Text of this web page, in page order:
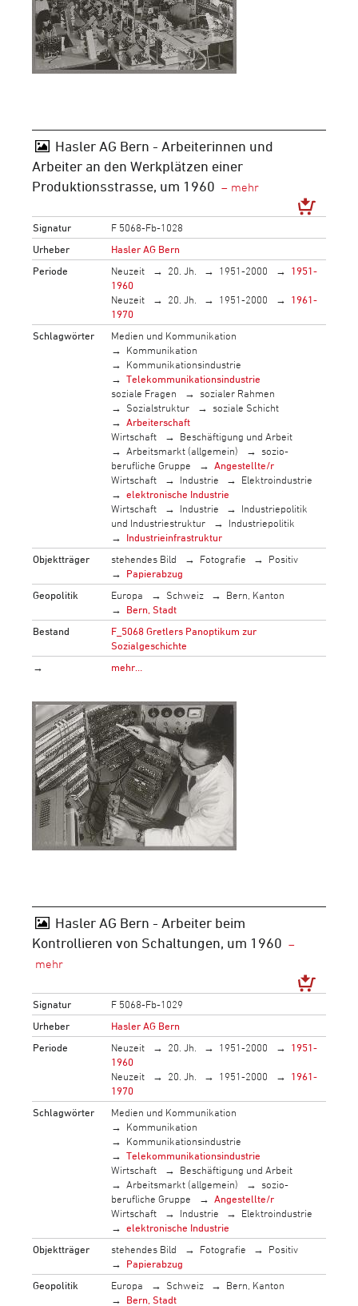
Hasler AG Bern - Arbeiterinnen und
Arbeiter an den Werkplätzen einer
Produktionsstrasse, um 1960
Signatur
F 5068-Fb-1028
Urheber
Hasler AG Bern
Periode
Neuzeit 20. Jh. 1951-2000
1951-
1960
Neuzeit
20. Jh. 1951-2000
1961-
1970
Schlagwörter
Medien und Kommunikation
Kommunikation
Kommunikationsindustrie
Telekommunikationsindustrie
soziale Fragen
sozialer Rahmen
Sozialstruktur
soziale Schicht
Arbeiterschaft
Wirtschaft
Beschäftigung und Arbeit
Arbeitsmarkt (allgemein)
sozio-
berufliche Gruppe
Angestellte/r
Wirtschaft
Industrie
Elektroindustrie
elektronische Industrie
Wirtschaft
Industrie
Industriepolitik
und Industriestruktur
Industriepolitik
Industrieinfrastruktur
Objektträger
stehendes Bild Fotografie
Positiv
Papierabzug
Geopolitik
Europa Schweiz
Bern, Kanton
Bern, Stadt
Bestand
F_5068 Gretlers Panoptikum zur
Sozialgeschichte
→
mehr…
Hasler AG Bern - Arbeiter beim
Kontrollieren von Schaltungen, um 1960
Signatur
F 5068-Fb-1029
Urheber
Hasler AG Bern
Periode
Neuzeit 20. Jh. 1951-2000
1951-
1960
Neuzeit
20. Jh. 1951-2000
1961-
1970
Schlagwörter
Medien und Kommunikation
Kommunikation
Kommunikationsindustrie
Telekommunikationsindustrie
Wirtschaft
Beschäftigung und Arbeit
Arbeitsmarkt (allgemein)
sozio-
berufliche Gruppe
Angestellte/r
Wirtschaft
Industrie
Elektroindustrie
elektronische Industrie
Objektträger
stehendes Bild Fotografie
Positiv
Papierabzug
Geopolitik
Europa Schweiz
Bern, Kanton
Bern, Stadt